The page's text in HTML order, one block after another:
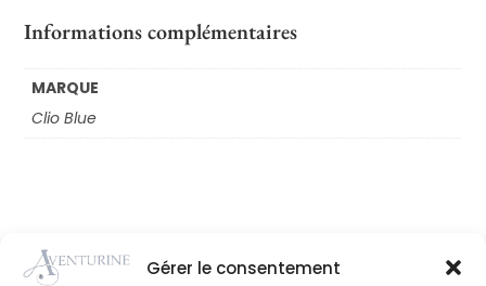
Gérer le consentement
Informations complémentaires
MARQUE
Clio Blue